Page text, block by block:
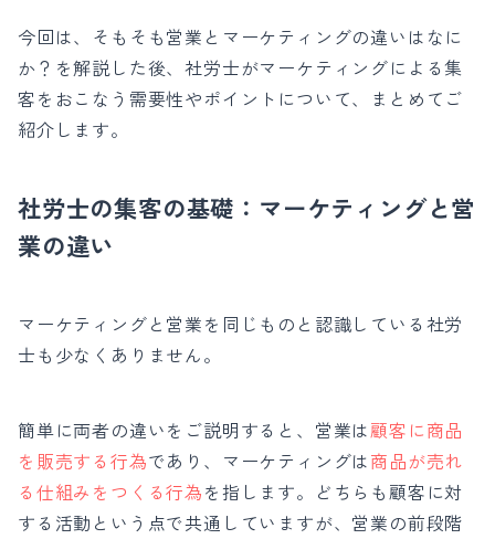
今回は、そもそも営業とマーケティングの違いはなに
か？を解説した後、社労士がマーケティングによる集
客をおこなう需要性やポイントについて、まとめてご
紹介します。
社労士の集客の基礎：マーケティングと営
業の違い
マーケティングと営業を同じものと認識している社労
士も少なくありません。
簡単に両者の違いをご説明すると、 営業は顧客に商品
を販売する行為であり、マーケティングは商品が売れ
る仕組みをつくる行為を指します。 どちらも顧客に対
する活動という点で共通していますが、営業の前段階